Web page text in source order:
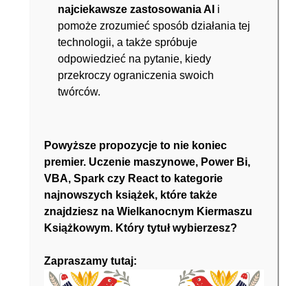
najciekawsze zastosowania AI i
pomoże zrozumieć sposób działania tej
technologii, a także spróbuje
odpowiedzieć na pytanie, kiedy
przekroczy ograniczenia swoich
twórców.
Powyższe propozycje to nie koniec
premier. Uczenie maszynowe, Power Bi,
VBA, Spark czy React to kategorie
najnowszych książek, które także
znajdziesz na Wielkanocnym Kiermaszu
Książkowym. Który tytuł wybierzesz?
Zapraszamy tutaj: